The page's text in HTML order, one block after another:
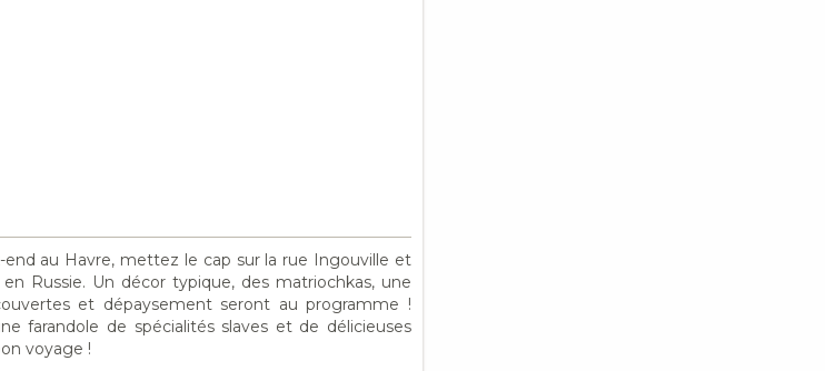
au Havre, mettez le cap sur la rue Ingouville et
Russie. Un décor typique, des matriochkas, une
et dépaysement seront au programme !
farandole de spécialités slaves et de délicieuses
voyage !